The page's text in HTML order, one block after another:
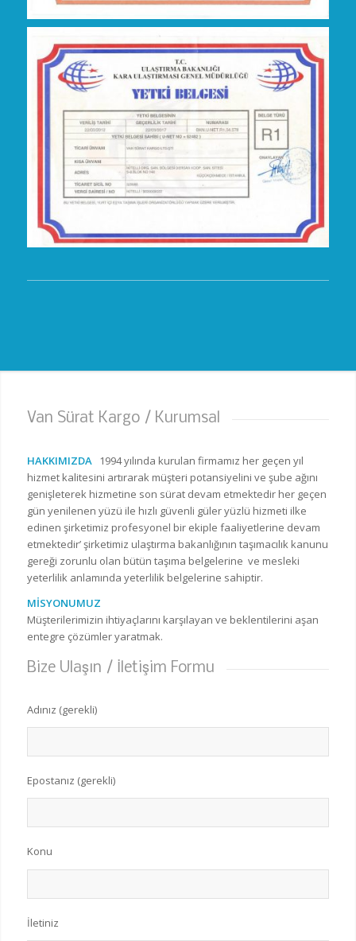
Van Sürat Kargo / Kurumsal
HAKKIMIZDA 1994 yılında kurulan firmamız her geçen yıl
hizmet kalitesini artırarak müşteri potansiyelini ve şube ağını
genişleterek hizmetine son sürat devam etmektedir her geçen
gün yenilenen yüzü ile hızlı güvenli güler yüzlü hizmeti ilke
edinen şirketimiz profesyonel bir ekiple faaliyetlerine devam
etmektedir’ şirketimiz ulaştırma bakanlığının taşımacılık kanunu
gereği zorunlu olan bütün taşıma belgelerine ve mesleki
yeterlilik anlamında yeterlilik belgelerine sahiptir.
MİSYONUMUZ
Müşterilerimizin ihtiyaçlarını karşılayan ve beklentilerini aşan
entegre çözümler yaratmak.
Bize Ulaşın / İletişim Formu
Adınız (gerekli)
Epostanız (gerekli)
Konu
İletiniz